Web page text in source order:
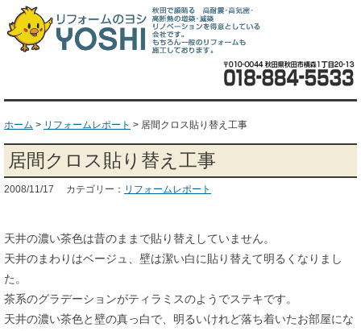
ホーム > リフォームレポート > 居間クロス貼り替え工事
居間クロス貼り替え工事
2008/11/17 カテゴリー： リフォームレポート
天井の濃い茶色は昔のままで貼り替えしていません。
天井のまわりはベージュ、壁は潔い白に貼り替えて明るくなりまし
た。
茶系のグラデーションがティラミスのようでステキです。
天井の濃い茶色と壁の真っ白で、明るいけれど落ち着いたお部屋にな